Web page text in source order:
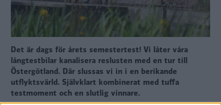
Det är dags för årets semestertest! Vi låter våra
långtestbilar kanalisera reslusten med en tur till
Östergötland. Där slussas vi in i en berikande
utflyktsvärld. Självklart kombinerat med tuffa
testmoment och en slutlig vinnare.